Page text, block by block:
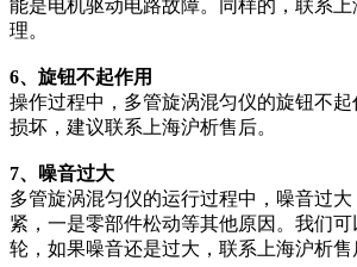
能是电机驱动电路故障。同样的，联系
理。
6、旋钮不起作用
操作过程中，多管旋涡混匀仪的旋钮不
损坏，建议联系上海沪析售后。
7、噪音过大
多管旋涡混匀仪的运行过程中，噪音过
紧，一是零部件松动等其他原因。我们
轮，如果噪音还是过大，联系上海沪析售